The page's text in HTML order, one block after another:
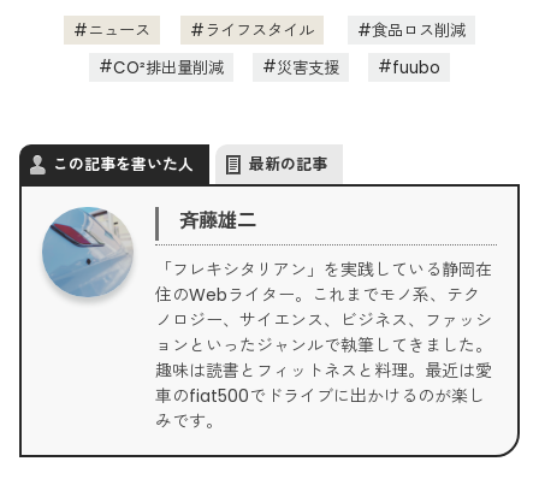
ニュース ライフスタイル
食品ロス削減
CO²排出量削減
災害支援 fuubo
この記事を書いた人 最新の記事
斉藤雄二
「フレキシタリアン」を実践している静岡在
住のWebライター。これまでモノ系、テク
ノロジー、サイエンス、ビジネス、ファッシ
ョンといったジャンルで執筆してきました。
趣味は読書とフィットネスと料理。最近は愛
車のfiat500でドライブに出かけるのが楽し
みです。